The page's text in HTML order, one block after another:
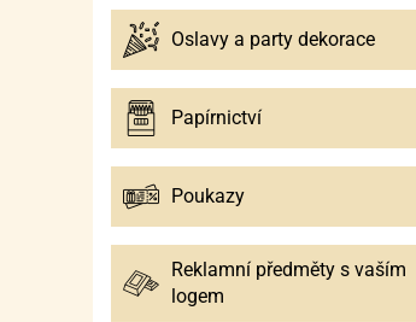
Oslavy a party dekorace
Papírnictví
Poukazy
Reklamní předměty s vaším
logem